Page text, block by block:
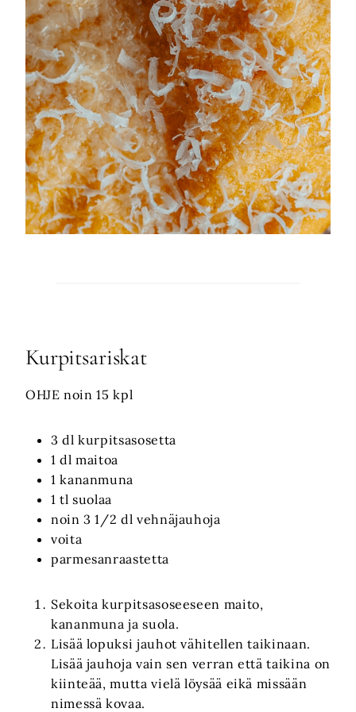
Kurpitsariskat
OHJE noin 15 kpl
3 dl kurpitsasosetta
1 dl maitoa
1 kananmuna
1 tl suolaa
noin 3 1/2 dl vehnäjauhoja
voita
parmesanraastetta
Sekoita kurpitsasoseeseen maito,
kananmuna ja suola.
Lisää lopuksi jauhot vähitellen taikinaan.
Lisää jauhoja vain sen verran että taikina on
kiinteää, mutta vielä löysää eikä missään
nimessä kovaa.